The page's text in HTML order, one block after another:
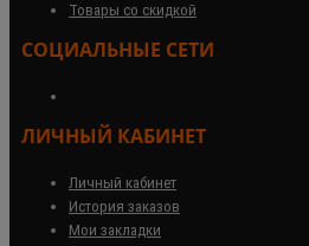
Товары со скидкой
СОЦИАЛЬНЫЕ СЕТИ
ЛИЧНЫЙ КАБИНЕТ
Личный кабинет
История заказов
Мои закладки